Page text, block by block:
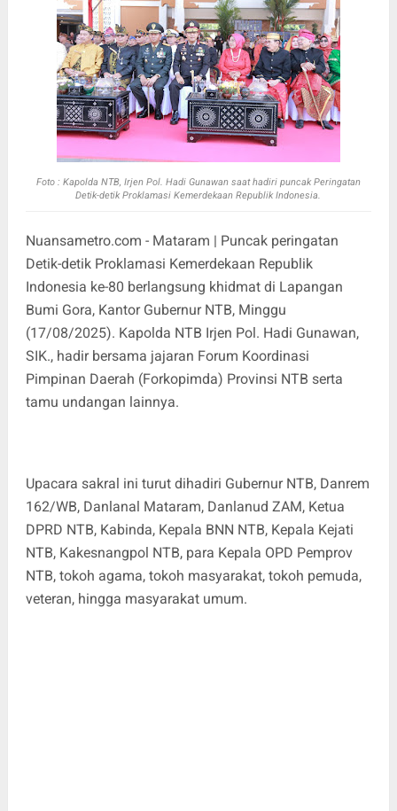
Foto : Kapolda NTB, Irjen Pol. Hadi Gunawan saat hadiri puncak Peringatan
Detik-detik Proklamasi Kemerdekaan Republik Indonesia.
Nuansametro.com - Mataram | Puncak peringatan
Detik-detik Proklamasi Kemerdekaan Republik
Indonesia ke-80 berlangsung khidmat di Lapangan
Bumi Gora, Kantor Gubernur NTB, Minggu
(17/08/2025). Kapolda NTB Irjen Pol. Hadi Gunawan,
SIK., hadir bersama jajaran Forum Koordinasi
Pimpinan Daerah (Forkopimda) Provinsi NTB serta
tamu undangan lainnya.
Upacara sakral ini turut dihadiri Gubernur NTB, Danrem
162/WB, Danlanal Mataram, Danlanud ZAM, Ketua
DPRD NTB, Kabinda, Kepala BNN NTB, Kepala Kejati
NTB, Kakesnangpol NTB, para Kepala OPD Pemprov
NTB, tokoh agama, tokoh masyarakat, tokoh pemuda,
veteran, hingga masyarakat umum.